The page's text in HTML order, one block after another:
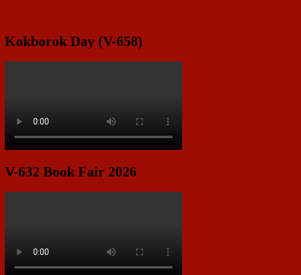
Kokborok Day (V-658)
V-632 Book Fair 2026